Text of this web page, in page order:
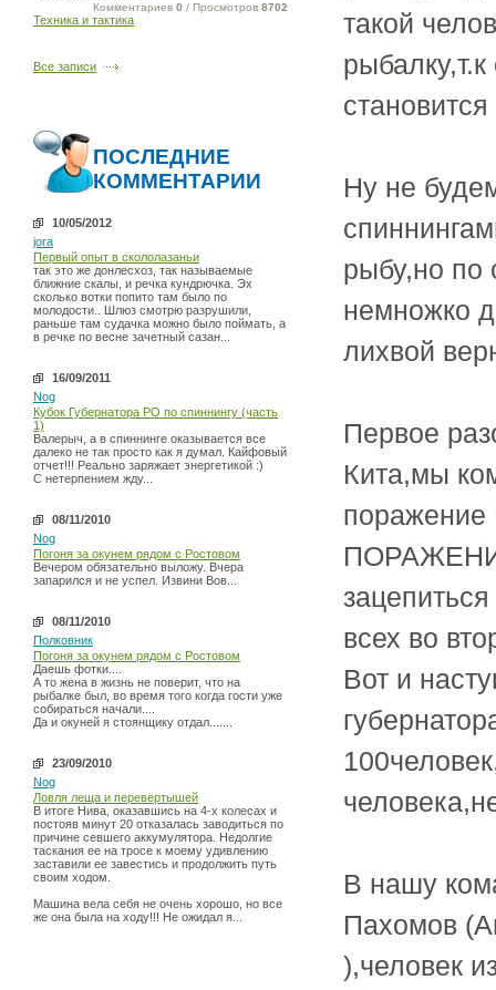
Комментариев 0 / Просмотров 8702
Техника и тактика
Все записи
ПОСЛЕДНИЕ
КОММЕНТАРИИ
10/05/2012
jora
Первый опыт в скололазаньи
так это же донлесхоз, так называемые
ближние скалы, и речка кундрючка. Эх
сколько вотки попито там было по
молодости.. Шлюз смотрю разрушили,
раньше там судачка можно было поймать, а
в речке по весне зачетный сазан...
16/09/2011
Nog
Кубок Губернатора РО по спиннингу (часть
1)
Валерыч, а в спиннинге оказывается все
далеко не так просто как я думал. Кайфовый
отчет!!! Реально заряжает энергетикой :)
С нетерпением жду...
08/11/2010
Nog
Погоня за окунем рядом с Ростовом
Вечером обязательно выложу. Вчера
запарился и не успел. Извини Вов...
08/11/2010
Полковник
Погоня за окунем рядом с Ростовом
Даешь фотки....
А то жена в жизнь не поверит, что на
рыбалке был, во время того когда гости уже
собираться начали....
Да и окуней я стоянщику отдал.......
23/09/2010
Nog
Ловля леща и перевертышей
В итоге Нива, оказавшись на 4-х колесах и
постояв минут 20 отказалась заводиться по
причине севшего аккумулятора. Недолгие
таскания ее на тросе к моему удивлению
заставили ее завестись и продолжить путь
своим ходом.
Машина вела себя не очень хорошо, но все
же она была на ходу!!! Не ожидал я...
такой
Ну не
рыбу,но по
немножко
лихвой
Первое
Кита,мы
поражение
всех во
Вот и
В нашу
Пахомов
),человек